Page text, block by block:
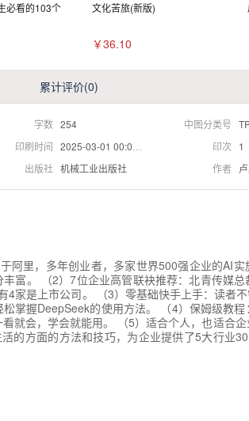
必看的103个
文化苦旅(新版)
￥36.10
累计评价(0)
字数 254 中图分类号
印刷时间 2025-03-01 00:00:00 印次 1
出版社 机械工业出版社 作者
阿里，多年创业者，多家世界500强企业的AI
富。 （2）7位企业高管联袂推荐：北青传媒
4家是上市公司。 （3）零基础快手上手：读者
掌握DeepSeek的使用方法。 （4）保姆级教
就会，学会就能用。 （5）适合个人，也适合
的方面的方法和技巧，为企业提供了5大行业